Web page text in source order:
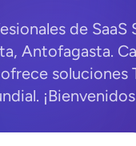
de SaaS
Antofagasta.
soluciones